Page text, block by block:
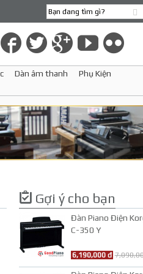
Dàn âm thanh
Phụ Kiện
Gợi ý cho bạn
Đàn Piano Điện
C-350 Y
6,190,000 đ